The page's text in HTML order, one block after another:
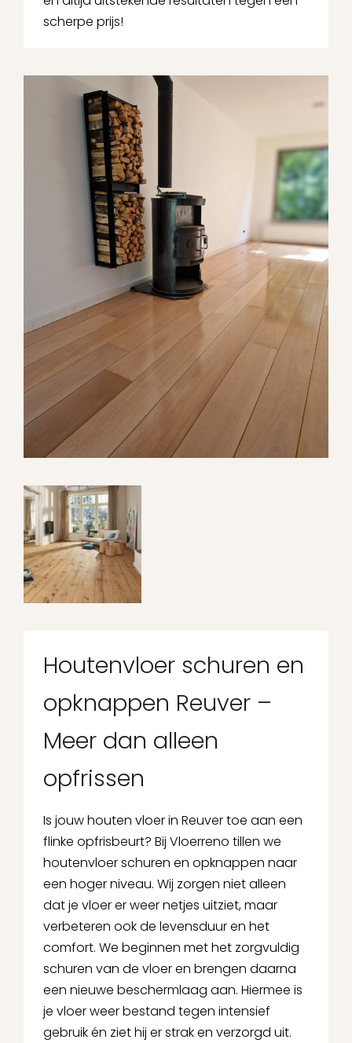
scherpe prijs!
Houtenvloer schuren en
opknappen Reuver –
Meer dan alleen
opfrissen
Is jouw houten vloer in Reuver toe aan een
flinke opfrisbeurt? Bij Vloerreno tillen we
houtenvloer schuren en opknappen naar
een hoger niveau. Wij zorgen niet alleen
dat je vloer er weer netjes uitziet, maar
verbeteren ook de levensduur en het
comfort. We beginnen met het zorgvuldig
schuren van de vloer en brengen daarna
een nieuwe beschermlaag aan. Hiermee is
je vloer weer bestand tegen intensief
gebruik én ziet hij er strak en verzorgd uit.